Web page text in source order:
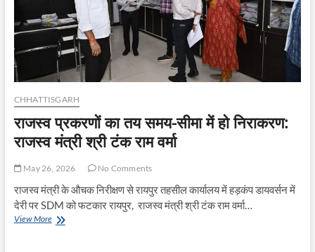
CHHATTISGARH
राजस्व प्रकरणों का तय समय-सीमा में हो निराकरण:
राजस्व मंत्री श्री टंक राम वर्मा
May 26, 2026 No Comments
​राजस्व मंत्री के औचक निरीक्षण से रायपुर तहसील कार्यालय में हड़कंप डायवर्सन में
देरी पर SDM को फटकार ​रायपुर, राजस्व मंत्री श्री टंक राम वर्मा…
View Moreराजस्व